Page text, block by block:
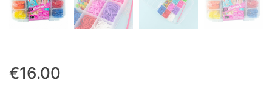
€16.00